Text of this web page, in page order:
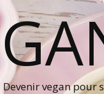
Devenir vegan pour